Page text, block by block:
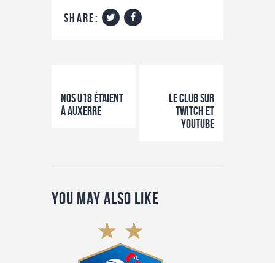
share:
Nos U18 étaient
à Auxerre
Le club sur
TWITCH et
YOUTUBE
You May Also Like